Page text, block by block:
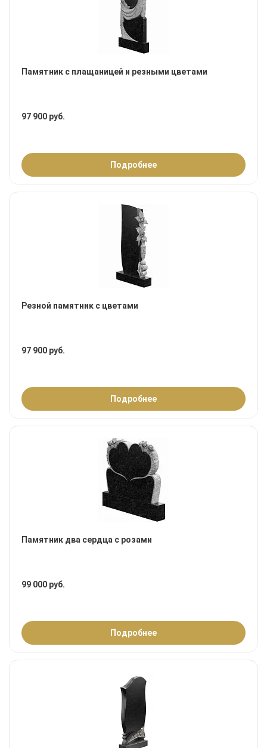
Памятник с плащаницей и резными цветами
97 900 руб.
Подробнее
Резной памятник с цветами
97 900 руб.
Подробнее
Памятник два сердца с розами
99 000 руб.
Подробнее